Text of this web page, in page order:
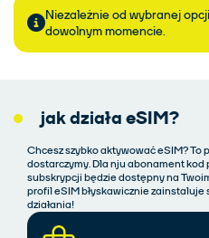
Niezależnie od wybranej
dowolnym momencie.
jak działa eSIM?
Chcesz szybko aktywować eSIM? To
dostarczymy. Dla nju abonament kod
subskrypcji będzie dostępny na
profil eSIM błyskawicznie zainstaluje
działania!